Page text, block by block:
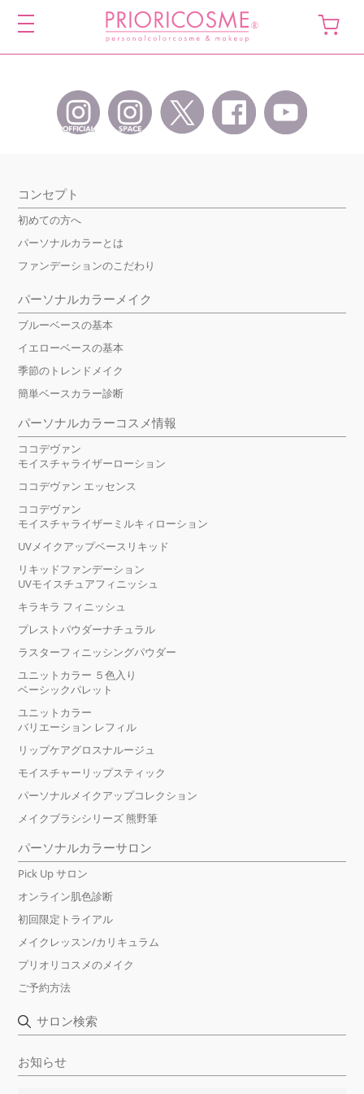
コンセプト
初めての方へ
パーソナルカラーとは
ファンデーションのこだわり
パーソナルカラーメイク
ブルーベースの基本
イエローベースの基本
季節のトレンドメイク
簡単ベースカラー診断
パーソナルカラーコスメ情報
ココデヴァン
モイスチャライザーローション
ココデヴァン エッセンス
ココデヴァン
モイスチャライザーミルキィローション
UVメイクアップベースリキッド
リキッドファンデーション
UVモイスチュアフィニッシュ
キラキラ フィニッシュ
プレストパウダーナチュラル
ラスターフィニッシングパウダー
ユニットカラー ５色入り
ベーシックパレット
ユニットカラー
バリエーション レフィル
リップケアグロスナルージュ
モイスチャーリップスティック
パーソナルメイクアップコレクション
メイクブラシシリーズ 熊野筆
パーソナルカラーサロン
Pick Up サロン
オンライン肌色診断
初回限定トライアル
メイクレッスン/カリキュラム
プリオリコスメのメイク
ご予約方法
サロン検索
お知らせ
toggle
navigation